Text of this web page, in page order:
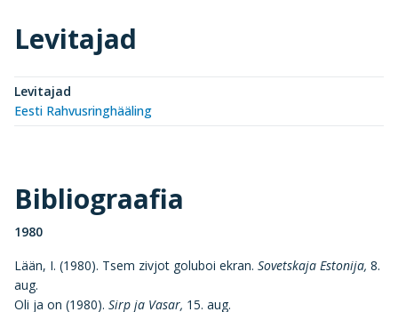
Levitajad
Levitajad
Eesti Rahvusringhääling
Bibliograafia
1980
Lään, I. (1980). Tsem zivjot goluboi ekran. Sovetskaja Estonija, 8.
aug.
Oli ja on (1980). Sirp ja Vasar, 15. aug.